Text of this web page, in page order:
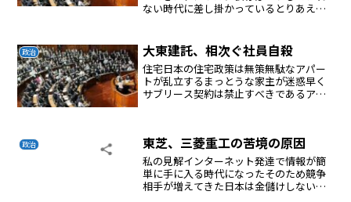
ない時代に差し掛かっているとりあえず
考えるが戦争はしたくない、領土も奪わ
れたくない中国包囲網を形...
政治 大東建託、相次ぐ社員自殺
住宅日本の住宅政策は無策無駄なアパー
トが乱立するまっとうな家主が迷惑早く
サブリース契約は禁止すべきであるアパ
宣伝しているので政治家対...
政治 東芝、三菱重工の苦境の原因
私の見解インターネット発達で情報が簡
単に手に入る時代になったそのため競争
相手が増えてきた日本は金儲けしない公